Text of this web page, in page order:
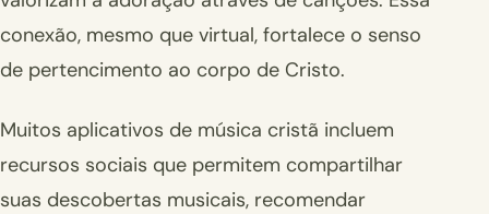
conexão, mesmo que virtual, fortalece o senso
de pertencimento ao corpo de Cristo.
Muitos aplicativos de música cristã incluem
recursos sociais que permitem compartilhar
suas descobertas musicais, recomendar